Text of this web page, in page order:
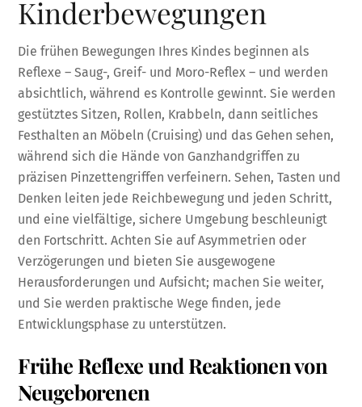
Kinderbewegungen
Die frühen Bewegungen Ihres Kindes beginnen als
Reflexe – Saug-, Greif- und Moro-Reflex – und werden
absichtlich, während es Kontrolle gewinnt. Sie werden
gestütztes Sitzen, Rollen, Krabbeln, dann seitliches
Festhalten an Möbeln (Cruising) und das Gehen sehen,
während sich die Hände von Ganzhandgriffen zu
präzisen Pinzettengriffen verfeinern. Sehen, Tasten und
Denken leiten jede Reichbewegung und jeden Schritt,
und eine vielfältige, sichere Umgebung beschleunigt
den Fortschritt. Achten Sie auf Asymmetrien oder
Verzögerungen und bieten Sie ausgewogene
Herausforderungen und Aufsicht; machen Sie weiter,
und Sie werden praktische Wege finden, jede
Entwicklungsphase zu unterstützen.
Frühe Reflexe und Reaktionen von
Neugeborenen